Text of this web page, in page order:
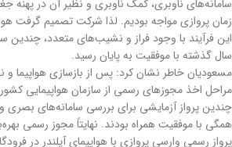
سامانه‌های ناوبری، کمک ناوبری و نظیر آن در پهنه
زمان پروازی مواجه بودیم. لذا شرکت تصمیم گرفت
این فرآیند با وجود فراز و نشیب‌های متعدد، چندین
سال گذشته با موفقیت به پایان رسید.
مسعودیان خاطر نشان کرد: پس از بازسازی هواپیما و
مراحل اخذ مجوزهای رسمی از سازمان هواپیمایی
چندین پرواز آزمایشی برای بررسی سامانه‌های
همگی با موفقیت همراه بودند. نهایتاً مجوز رسمی
پرواز رسمی وارسی پروازی با هواپیمای آیلندر در